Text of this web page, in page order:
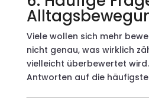
Viele wollen sich mehr
nicht genau, was wirklich
vielleicht überbewertet
Antworten auf die